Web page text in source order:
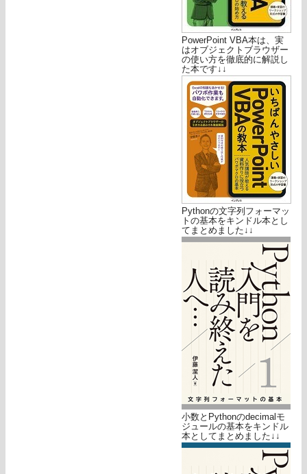
PowerPoint VBA本は、実
はオブジェクトブラウザー
の使い方を徹底的に解説し
た本です↓↓
Pythonの文字列フォーマッ
トの基本をキンドル本とし
てまとめました↓↓
小数とPythonのdecimalモ
ジュールの基本をキンドル
本としてまとめました↓↓